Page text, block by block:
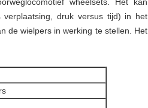
druk versus tijd) in het
de wielpers in werking te stellen. Het